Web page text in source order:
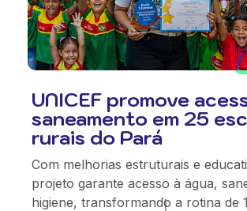
UNICEF promove
saneamento em 25
rurais do Pará
Com melhorias estruturais e
projeto garante acesso à água,
higiene, transformando a rotina de